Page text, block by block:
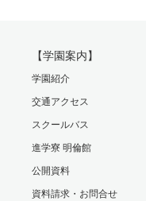
【学園案内】
学園紹介
交通アクセス
スクールバス
進学寮 明倫館
公開資料
資料請求・お問合せ